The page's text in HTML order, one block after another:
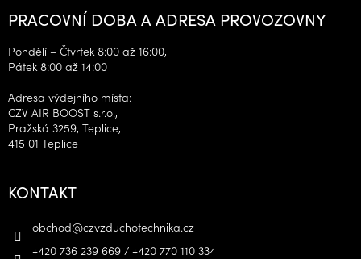
PRACOVNÍ DOBA A ADRESA PROVOZOVNY
Pondělí – Čtvrtek 8:00 až 16:00,
Pátek 8:00 až 14:00
Adresa výdejního místa:
CZV AIR BOOST s.r.o.,
Pražská 3259, Teplice,
415 01 Teplice
KONTAKT
obchod@czvzduchotechnika.cz
+420 736 239 669 / +420 770 110 334